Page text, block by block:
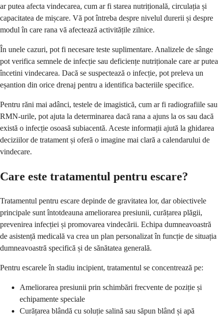
ar putea afecta vindecarea, cum ar fi starea nutrițională, circulația și
capacitatea de mișcare. Vă pot întreba despre nivelul durerii și despre
modul în care rana vă afectează activitățile zilnice.
În unele cazuri, pot fi necesare teste suplimentare. Analizele de sânge
pot verifica semnele de infecție sau deficiențe nutriționale care ar putea
încetini vindecarea. Dacă se suspectează o infecție, pot preleva un
eșantion din orice drenaj pentru a identifica bacteriile specifice.
Pentru răni mai adânci, testele de imagistică, cum ar fi radiografiile sau
RMN-urile, pot ajuta la determinarea dacă rana a ajuns la os sau dacă
există o infecție osoasă subiacentă. Aceste informații ajută la ghidarea
deciziilor de tratament și oferă o imagine mai clară a calendarului de
vindecare.
Care este tratamentul pentru escare?
Tratamentul pentru escare depinde de gravitatea lor, dar obiectivele
principale sunt întotdeauna ameliorarea presiunii, curățarea plăgii,
prevenirea infecției și promovarea vindecării. Echipa dumneavoastră
de asistență medicală va crea un plan personalizat în funcție de situația
dumneavoastră specifică și de sănătatea generală.
Pentru escarele în stadiu incipient, tratamentul se concentrează pe:
Ameliorarea presiunii prin schimbări frecvente de poziție și
echipamente speciale
Curățarea blândă cu soluție salină sau săpun blând și apă